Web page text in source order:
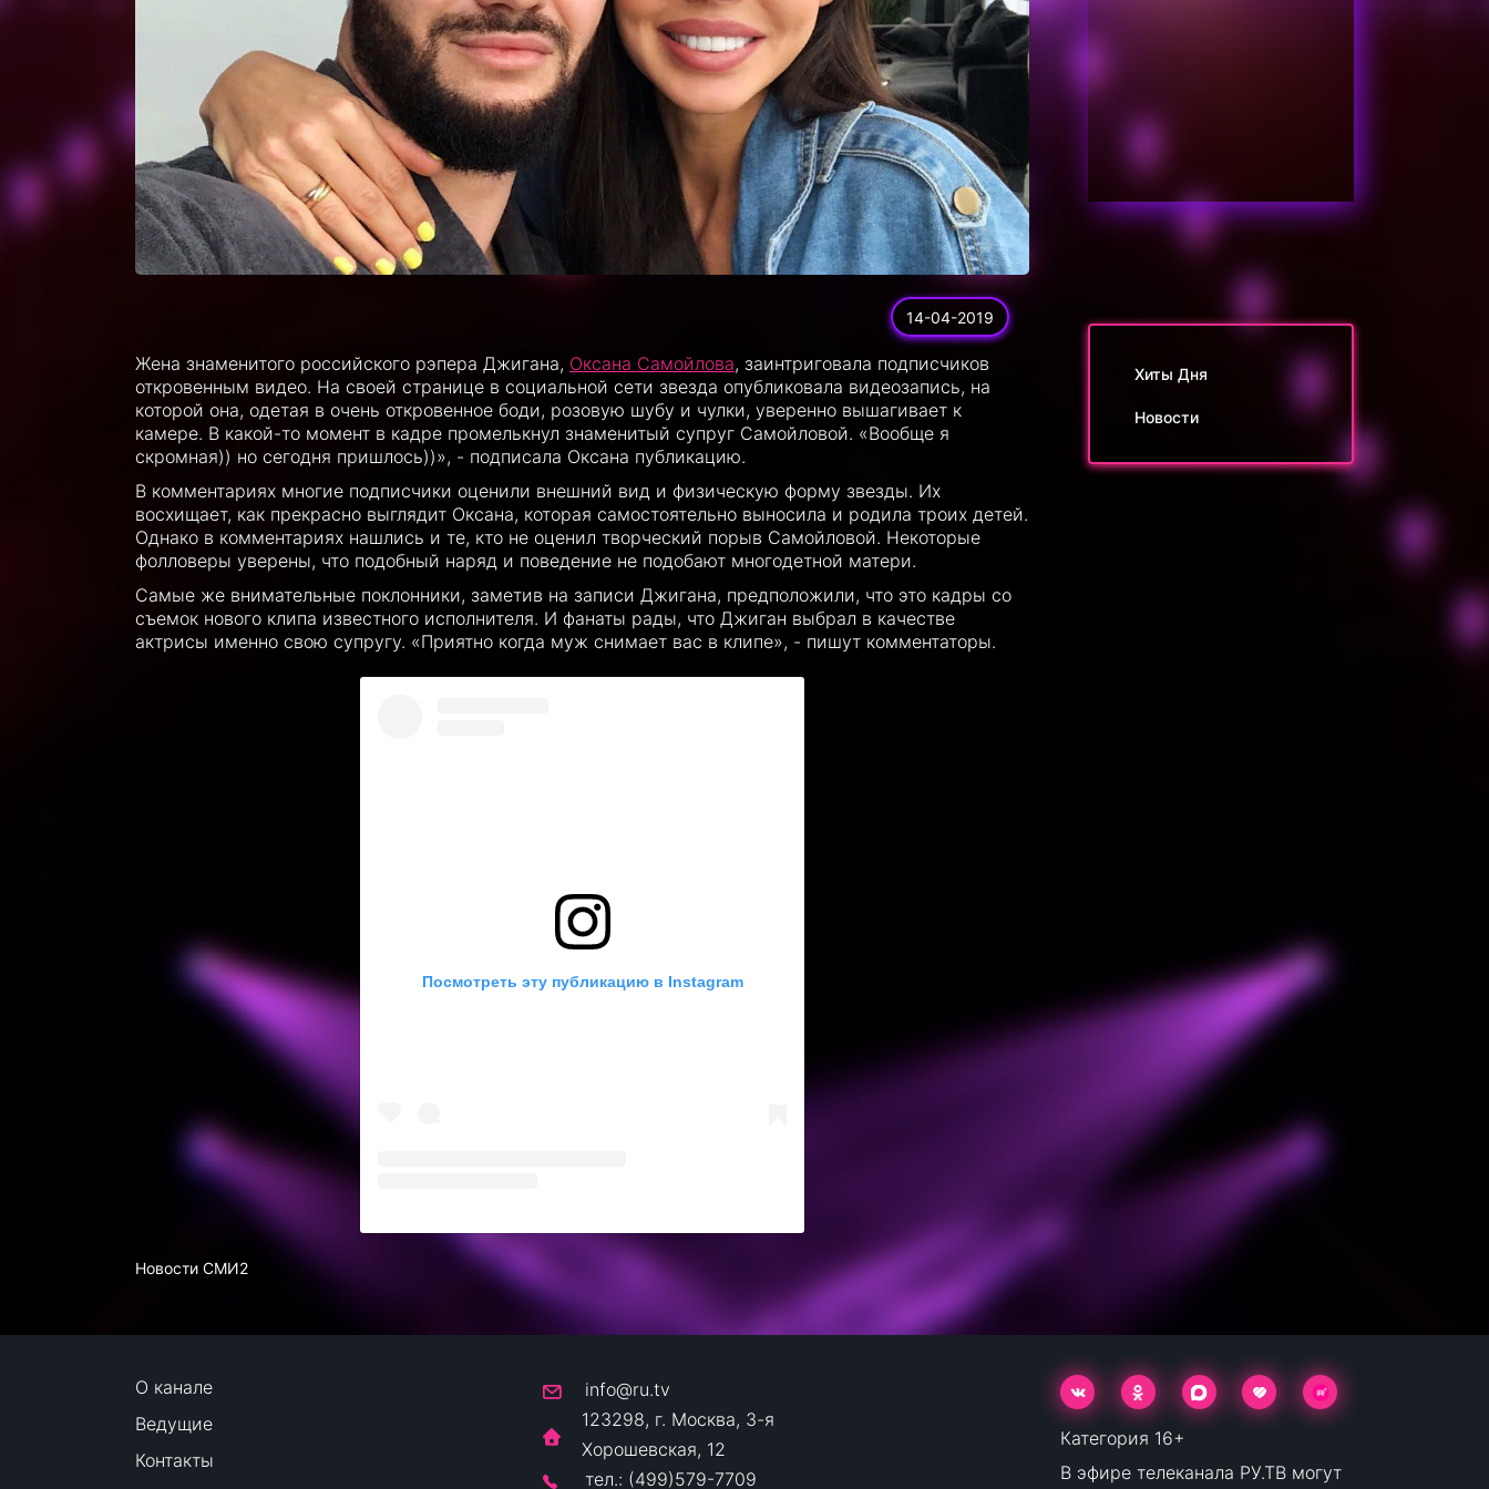
14-04-2019
Жена знаменитого российского рэпера Джигана, Оксана Самойлова, заинтриговала подписчиков
откровенным видео. На своей странице в социальной сети звезда опубликовала видеозапись, на
которой она, одетая в очень откровенное боди, розовую шубу и чулки, уверенно вышагивает к
камере. В какой-то момент в кадре промелькнул знаменитый супруг Самойловой. «Вообще я
скромная)) но сегодня пришлось))», - подписала Оксана публикацию.
В комментариях многие подписчики оценили внешний вид и физическую форму звезды. Их
восхищает, как прекрасно выглядит Оксана, которая самостоятельно выносила и родила троих детей.
Однако в комментариях нашлись и те, кто не оценил творческий порыв Самойловой. Некоторые
фолловеры уверены, что подобный наряд и поведение не подобают многодетной матери.
Самые же внимательные поклонники, заметив на записи Джигана, предположили, что это кадры со
съемок нового клипа известного исполнителя. И фанаты рады, что Джиган выбрал в качестве
актрисы именно свою супругу. «Приятно когда муж снимает вас в клипе», - пишут комментаторы.
Посмотреть эту публикацию в Instagram
Новости СМИ2
Хиты Дня
Новости
О канале
Ведущие
Контакты
info@ru.tv
123298, г. Москва, 3-я
Хорошевская, 12
тел.: (499)579-7709
Категория 16+
В эфире телеканала РУ.ТВ могут